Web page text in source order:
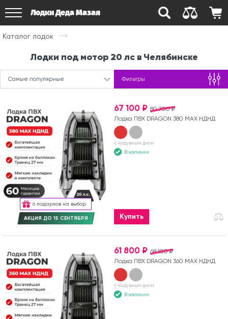
Лодки Деда Мазая
Каталог лодок
Лодки под мотор 20 лс в Челябинске
Самые популярные Фильтры
6 подарков на выбор
АКЦИЯ ДО 15 СЕНТЯБРЯ
80 700 ₽
67 100 ₽
Лодка ПВХ DRAGON 380 MAX НДНД
с надувным дном
В наличии
Купить
68 100 ₽
61 800 ₽
Лодка ПВХ DRAGON 360 MAX НДНД
с надувным дном
В наличии